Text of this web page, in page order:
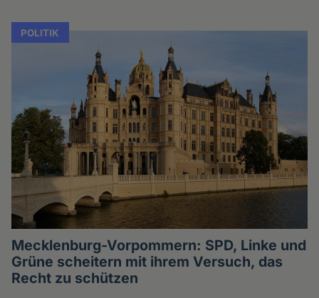
POLITIK
Mecklenburg-Vorpommern: SPD, Linke und
Grüne scheitern mit ihrem Versuch, das
Recht zu schützen